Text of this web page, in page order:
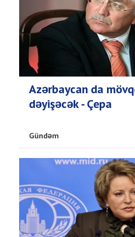
Azərbaycan da
dəyişəcək - Çepa
Gündəm